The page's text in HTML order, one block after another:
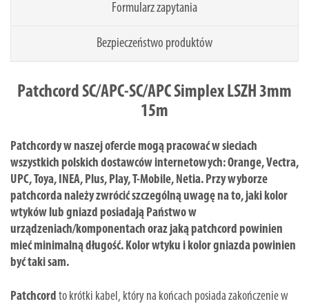
Formularz zapytania
Bezpieczeństwo produktów
Patchcord SC/APC-SC/APC Simplex LSZH 3mm
15m
Patchcordy w naszej ofercie mogą pracować w sieciach
wszystkich polskich dostawców internetowych: Orange, Vectra,
UPC, Toya, INEA, Plus, Play, T-Mobile, Netia. Przy wyborze
patchcorda należy zwrócić szczególną uwagę na to, jaki kolor
wtyków lub gniazd posiadają Państwo w
urządzeniach/komponentach oraz jaką patchcord powinien
mieć minimalną długość. Kolor wtyku i kolor gniazda powinien
być taki sam.
Patchcord to krótki kabel, który na końcach posiada zakończenie w